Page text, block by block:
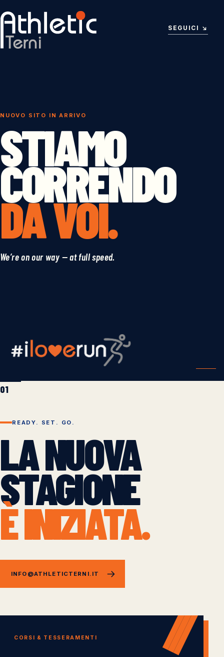
SEGUICI ↘
NUOVO SITO IN ARRIVO
STIAMO
CORRENDO
DA VOI.
We’re on our way — at full speed.
01
READY. SET. GO.
LA NUOVA
STAGIONE
È INIZIATA.
INFO@ATHLETICTERNI.IT
CORSI & TESSERAMENTI